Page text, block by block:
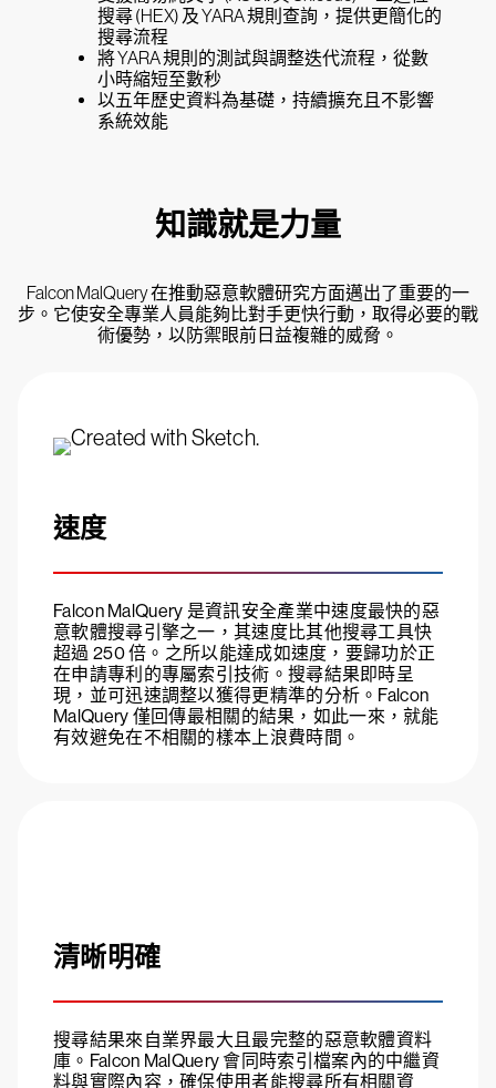
搜尋 (HEX) 及 YARA 規則查詢，提供更簡化的
搜尋流程
將 YARA 規則的測試與調整迭代流程，從數
小時縮短至數秒
以五年歷史資料為基礎，持續擴充且不影響
系統效能
知識就是力量
Falcon MalQuery 在推動惡意軟體研究方面邁出了重要的一
步。它使安全專業人員能夠比對手更快行動，取得必要的戰
術優勢，以防禦眼前日益複雜的威脅。
速度
Falcon MalQuery 是資訊安全產業中速度最快的惡
意軟體搜尋引擎之一，其速度比其他搜尋工具快
超過 250 倍。之所以能達成如速度，要歸功於正
在申請專利的專屬索引技術。搜尋結果即時呈
現，並可迅速調整以獲得更精準的分析。Falcon
MalQuery 僅回傳最相關的結果，如此一來，就能
有效避免在不相關的樣本上浪費時間。
清晰明確
搜尋結果來自業界最大且最完整的惡意軟體資料
庫。Falcon MalQuery 會同時索引檔案內的中繼資
料與實際內容，確保使用者能搜尋所有相關資